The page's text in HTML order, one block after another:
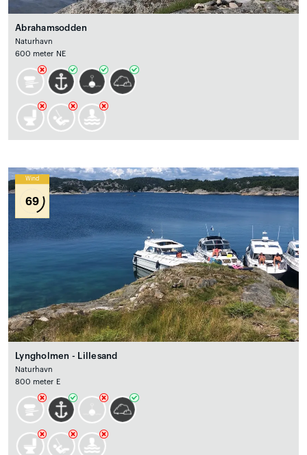
Abrahamsodden
Naturhavn
600 meter NE
Wind
69
Lyngholmen - Lillesand
Naturhavn
800 meter E